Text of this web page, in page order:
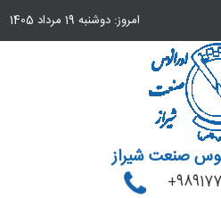
امروز: دوشنبه 19 مرداد 1405
صنعت شیراز